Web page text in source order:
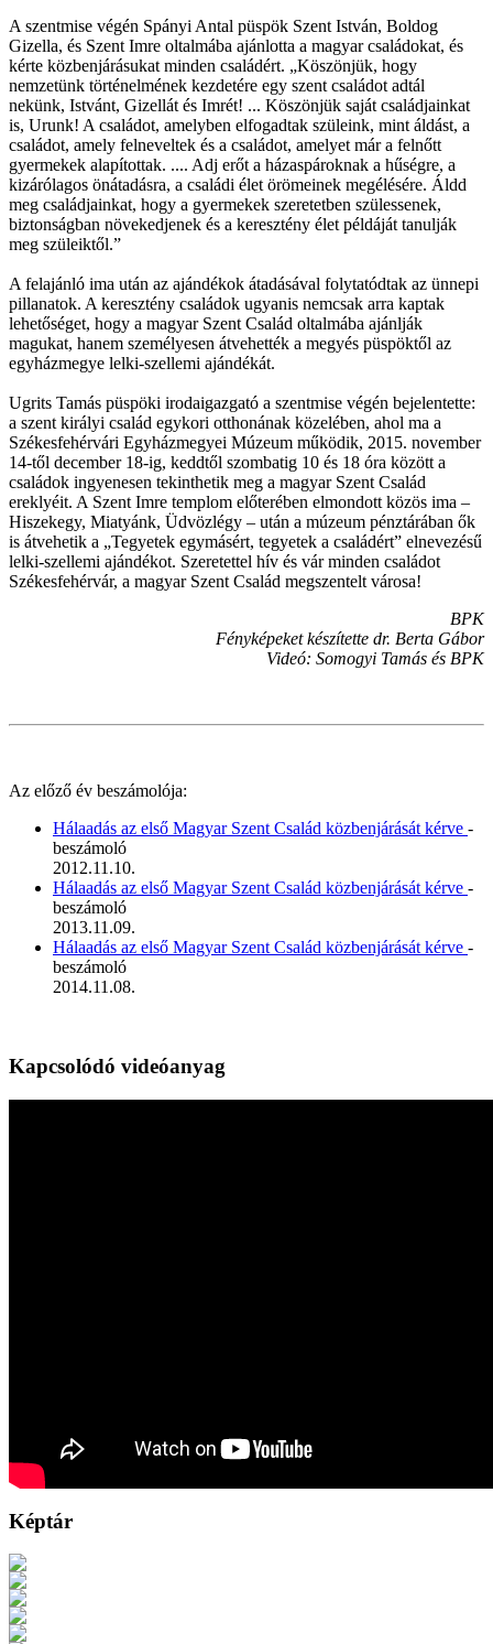
A szentmise végén Spányi Antal püspök Szent István, Boldog
Gizella, és Szent Imre oltalmába ajánlotta a magyar családokat, és
kérte közbenjárásukat minden családért. „Köszönjük, hogy
nemzetünk történelmének kezdetére egy szent családot adtál
nekünk, Istvánt, Gizellát és Imrét! ... Köszönjük saját családjainkat
is, Urunk! A családot, amelyben elfogadtak szüleink, mint áldást, a
családot, amely felneveltek és a családot, amelyet már a felnőtt
gyermekek alapítottak. .... Adj erőt a házaspároknak a hűségre, a
kizárólagos önátadásra, a családi élet örömeinek megélésére. Áldd
meg családjainkat, hogy a gyermekek szeretetben szülessenek,
biztonságban növekedjenek és a keresztény élet példáját tanulják
meg szüleiktől.”
A felajánló ima után az ajándékok átadásával folytatódtak az ünnepi
pillanatok. A keresztény családok ugyanis nemcsak arra kaptak
lehetőséget, hogy a magyar Szent Család oltalmába ajánlják
magukat, hanem személyesen átvehették a megyés püspöktől az
egyházmegye lelki-szellemi ajándékát.
Ugrits Tamás püspöki irodaigazgató a szentmise végén bejelentette:
a szent királyi család egykori otthonának közelében, ahol ma a
Székesfehérvári Egyházmegyei Múzeum működik, 2015. november
14-től december 18-ig, keddtől szombatig 10 és 18 óra között a
családok ingyenesen tekinthetik meg a magyar Szent Család
ereklyéit. A Szent Imre templom előterében elmondott közös ima –
Hiszekegy, Miatyánk, Üdvözlégy – után a múzeum pénztárában ők
is átvehetik a „Tegyetek egymásért, tegyetek a családért” elnevezésű
lelki-szellemi ajándékot. Szeretettel hív és vár minden családot
Székesfehérvár, a magyar Szent Család megszentelt városa!
BPK
Fényképeket készítette dr. Berta Gábor
Videó: Somogyi Tamás és BPK
Az előző év beszámolója:
Hálaadás az első Magyar Szent Család közbenjárását kérve -
beszámoló
2012.11.10.
Hálaadás az első Magyar Szent Család közbenjárását kérve -
beszámoló
2013.11.09.
Hálaadás az első Magyar Szent Család közbenjárását kérve -
beszámoló
2014.11.08.
Kapcsolódó videóanyag
Képtár